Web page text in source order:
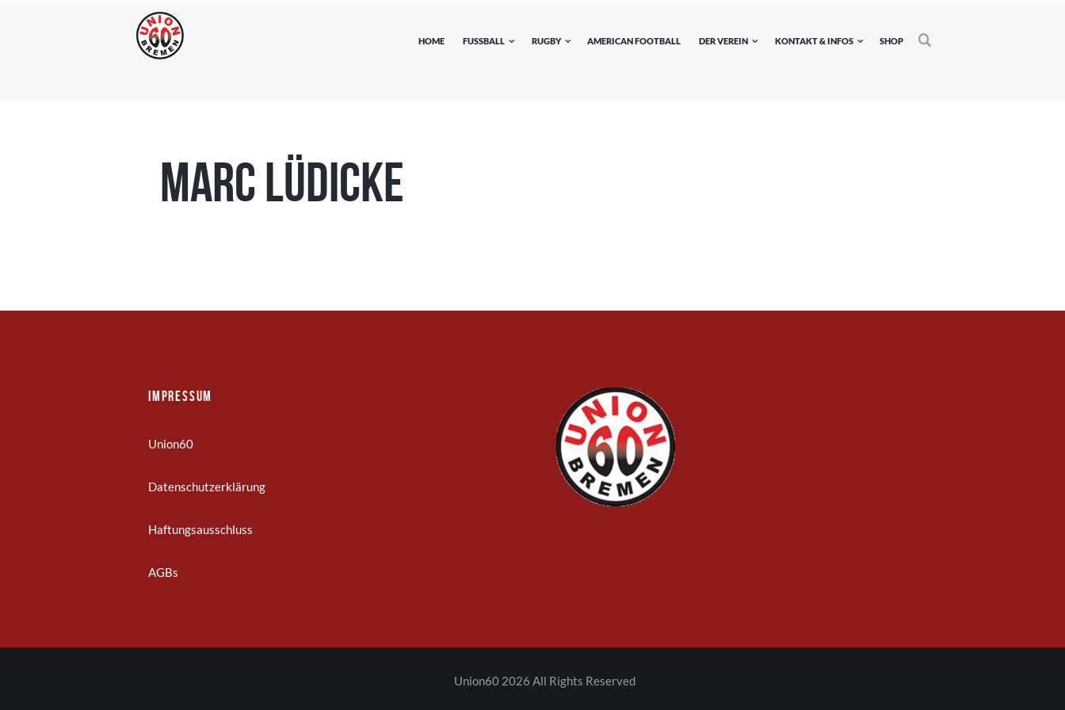
HOME FUSSBALL RUGBY AMERICAN FOOTBALL DER VEREIN KONTAKT & INFOS SHOP
Marc Lüdicke
Impressum
Union60
Datenschutzerklärung
Haftungsausschluss
AGBs
Union60 2026 All Rights Reserved